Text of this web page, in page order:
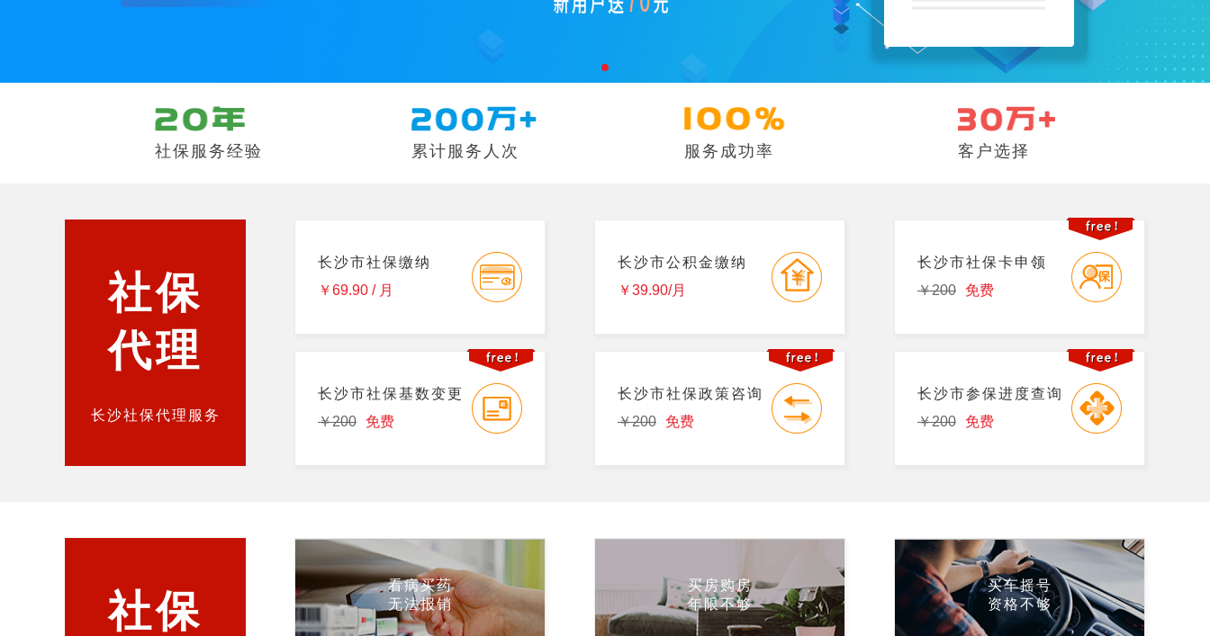
社保服务经验 累计服务人次 服务成功率 客户选择
社保
代理
长沙社保代理服务
长沙市社保缴纳
￥69.90 / 月
长沙市公积金缴纳
￥39.90/月
长沙市社保卡申领
￥200
免费
长沙市社保基数变更
￥200
免费
长沙市社保政策咨询
￥200
免费
长沙市参保进度查询
￥200
免费
社保
看病买药
无法报销
买房购房
年限不够
买车摇号
资格不够